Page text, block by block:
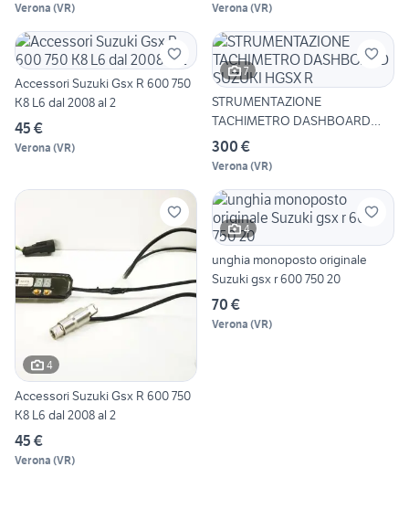
Verona (VR) Verona (VR)
Accessori Suzuki Gsx R 600 750
K8 L6 dal 2008 al 2
45 €
Verona (VR)
7
STRUMENTAZIONE
TACHIMETRO DASHBOARD
SUZUKI HGSX R
300 €
Verona (VR)
4
Accessori Suzuki Gsx R 600 750
K8 L6 dal 2008 al 2
45 €
Verona (VR)
4
unghia monoposto originale
Suzuki gsx r 600 750 20
70 €
Verona (VR)